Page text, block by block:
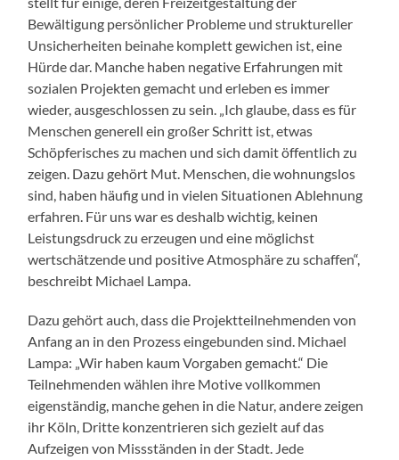
Bewältigung persönlicher Probleme und struktureller
Unsicherheiten beinahe komplett gewichen ist, eine
Hürde dar. Manche haben negative Erfahrungen mit
sozialen Projekten gemacht und erleben es immer
wieder, ausgeschlossen zu sein. „Ich glaube, dass es für
Menschen generell ein großer Schritt ist, etwas
Schöpferisches zu machen und sich damit öffentlich zu
zeigen. Dazu gehört Mut. Menschen, die wohnungslos
sind, haben häufig und in vielen Situationen Ablehnung
erfahren. Für uns war es deshalb wichtig, keinen
Leistungsdruck zu erzeugen und eine möglichst
wertschätzende und positive Atmosphäre zu schaffen“,
beschreibt Michael Lampa.
Dazu gehört auch, dass die Projektteilnehmenden von
Anfang an in den Prozess eingebunden sind. Michael
Lampa: „Wir haben kaum Vorgaben gemacht.“ Die
Teilnehmenden wählen ihre Motive vollkommen
eigenständig, manche gehen in die Natur, andere zeigen
ihr Köln, Dritte konzentrieren sich gezielt auf das
Aufzeigen von Missständen in der Stadt. Jede